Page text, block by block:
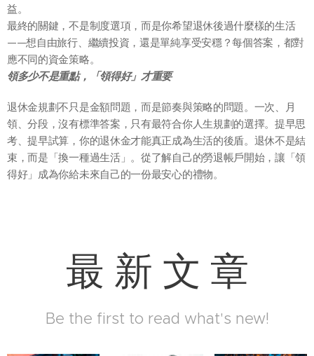
益。
最終的關鍵，不是制度選項，而是你希望退休後過什麼樣的生活
——想自由旅行、繼續投資，還是單純享受安穩？每個答案，都對
應不同的資金策略。
領多少不是重點，「領得好」才重要
退休金規劃不只是金額問題，而是節奏與策略的問題。一次、月
領、分段，沒有標準答案，只有最符合你人生規劃的選擇。提早思
考、提早試算，你的退休金才能真正成為生活的後盾。退休不是結
束，而是「換一種過生活」。從了解自己的勞退帳戶開始，讓「領
得好」成為你給未來自己的一份最安心的禮物。
最 新 文 章
Be the first to read what's new!